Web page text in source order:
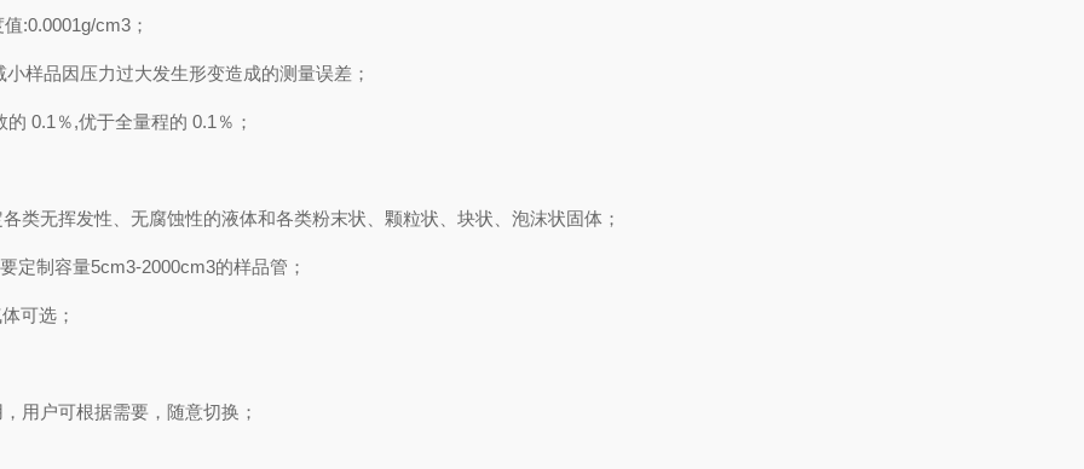
值:0.0001g/cm3 ；
样品因压力过大发生形变造成的测量误差；
的 0.1 ％,优于全量程的 0.1 ％；
类无挥发性、无腐蚀性的液体和各类粉末状、颗粒状、块状、泡沫状固体；
定制容量5cm3-2000cm3的样品管；
可选；
用户可根据需要，随意切换；